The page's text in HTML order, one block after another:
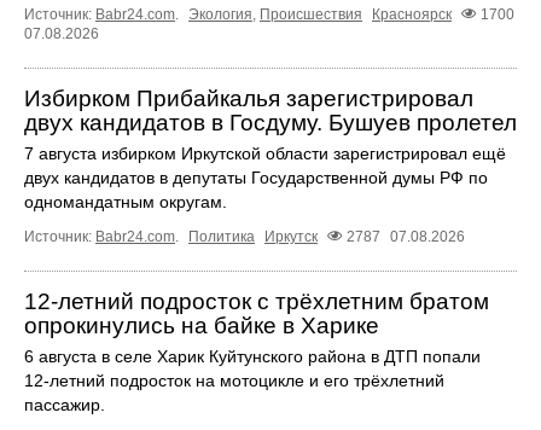
Источник: Babr24.com. Экология, Происшествия Красноярск
1700
07.08.2026
Избирком Прибайкалья зарегистрировал
двух кандидатов в Госдуму. Бушуев пролетел
7 августа избирком Иркутской области зарегистрировал ещё
двух кандидатов в депутаты Государственной думы РФ по
одномандатным округам.
Источник: Babr24.com. Политика Иркутск 2787 07.08.2026
12‑летний подросток с трёхлетним братом
опрокинулись на байке в Харике
6 августа в селе Харик Куйтунского района в ДТП попали
12‑летний подросток на мотоцикле и его трёхлетний
пассажир.